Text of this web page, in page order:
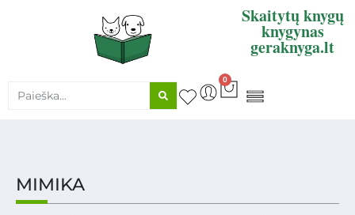
Skaitytų knygų
knygynas
geraknyga.lt
0
MIMIKA